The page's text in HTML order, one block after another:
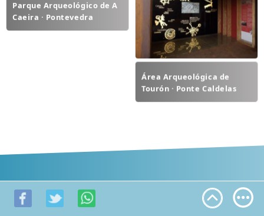
Parque Arqueológico de A
Caeira · Pontevedra
Área Arqueológica de
Tourón · Ponte Caldelas
Pontevedra es una de las provincias de Galicia